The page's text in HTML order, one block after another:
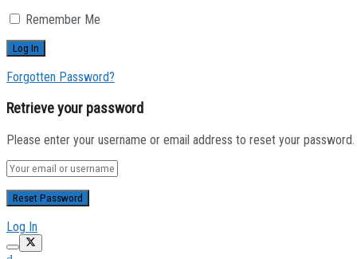
Remember Me
Forgotten Password?
Retrieve your password
Please enter your username or email address to reset your password.
Log In